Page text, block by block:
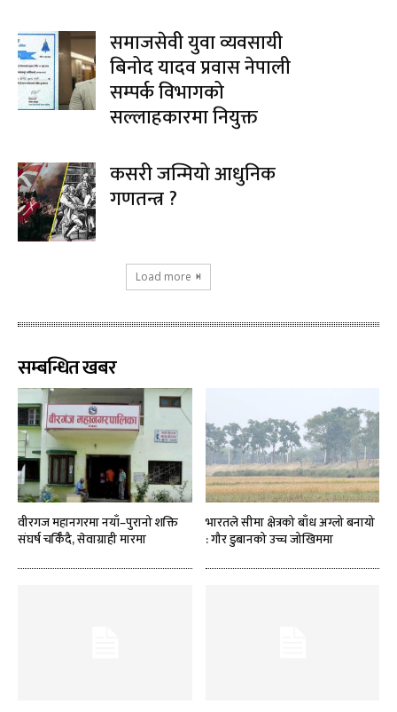
समाजसेवी युवा व्यवसायी
बिनोद यादव प्रवास नेपाली
सम्पर्क विभागको
सल्लाहकारमा नियुक्त
कसरी जन्मियो आधुनिक
गणतन्त्र ?
Load more
सम्बन्धित खबर
वीरगज महानगरमा नयाँ–पुरानो शक्ति
संघर्ष चर्किँदै, सेवाग्राही मारमा
भारतले सीमा क्षेत्रको बाँध अग्लो बनायो
: गौर डुबानको उच्च जोखिममा